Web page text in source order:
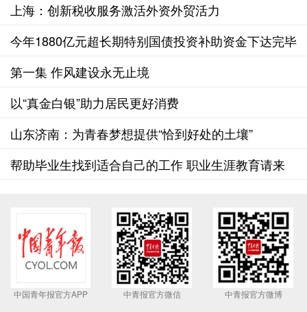
上海：创新税收服务激活外资外贸活力
今年1880亿元超长期特别国债投资补助资金下达完毕
第一集 作风建设永无止境
以“真金白银”助力居民更好消费
山东济南：为青春梦想提供“恰到好处的土壤”
帮助毕业生找到适合自己的工作 职业生涯教育请来
中国青年报官方APP 中青报官方微信 中青报官方微博